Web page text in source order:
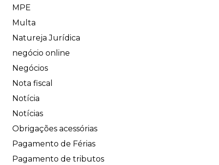
MPE
Multa
Natureja Jurídica
negócio online
Negócios
Nota fiscal
Notícia
Notícias
Obrigações acessórias
Pagamento de Férias
Pagamento de tributos